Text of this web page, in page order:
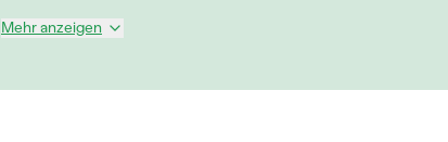
Mehr anzeigen